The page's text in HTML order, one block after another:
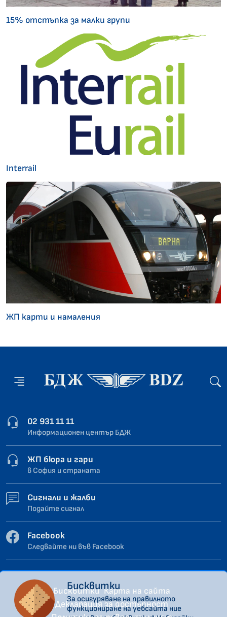
15% отстъпка за малки групи
Interrail
ЖП карти и намаления
02 931 11 11
Информационен център БДЖ
ЖП бюра и гари
в София и страната
Сигнали и жалби
Подайте сигнал
Facebook
Следвайте ни във Facebook
Бисквитки Карта на сайта
Декларация за достъпност
Бисквитки
За осигуряване на правилното
функциониране на уебсайта ние